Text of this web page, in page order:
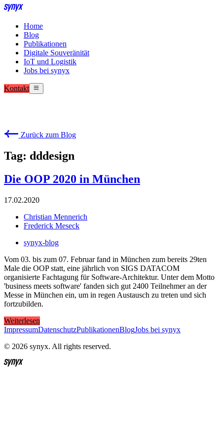
Home
Blog
Publikationen
Digitale Souveränität
IoT und Logistik
Jobs bei synyx
Kontakt
Zurück zum Blog
Tag: dddesign
Die OOP 2020 in München
17.02.2020
Christian Mennerich
Frederick Meseck
synyx-blog
Vom 03. bis zum 07. Februar fand in München zum bereits 29ten
Male die OOP statt, eine jährlich von SIGS DATACOM
organisierte Fachtagung für Software-Architektur. Unter dem Motto
'business meets software' fanden sich gut 2400 Teilnehmer an der
Messe in München ein, um in regen Austausch zu treten und sich
fortzubilden.
Weiterlesen
ImpressumDatenschutzPublikationenBlogJobs bei synyx
© 2026 synyx. All rights reserved.